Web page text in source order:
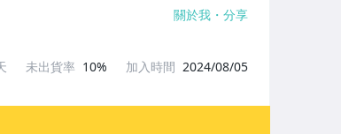
關於我 分享
未出貨率 10% 加入時間 2024/08/05